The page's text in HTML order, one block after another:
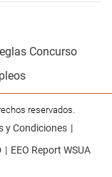
Concurso
reservados.
y Condiciones
EEO Report WSUA